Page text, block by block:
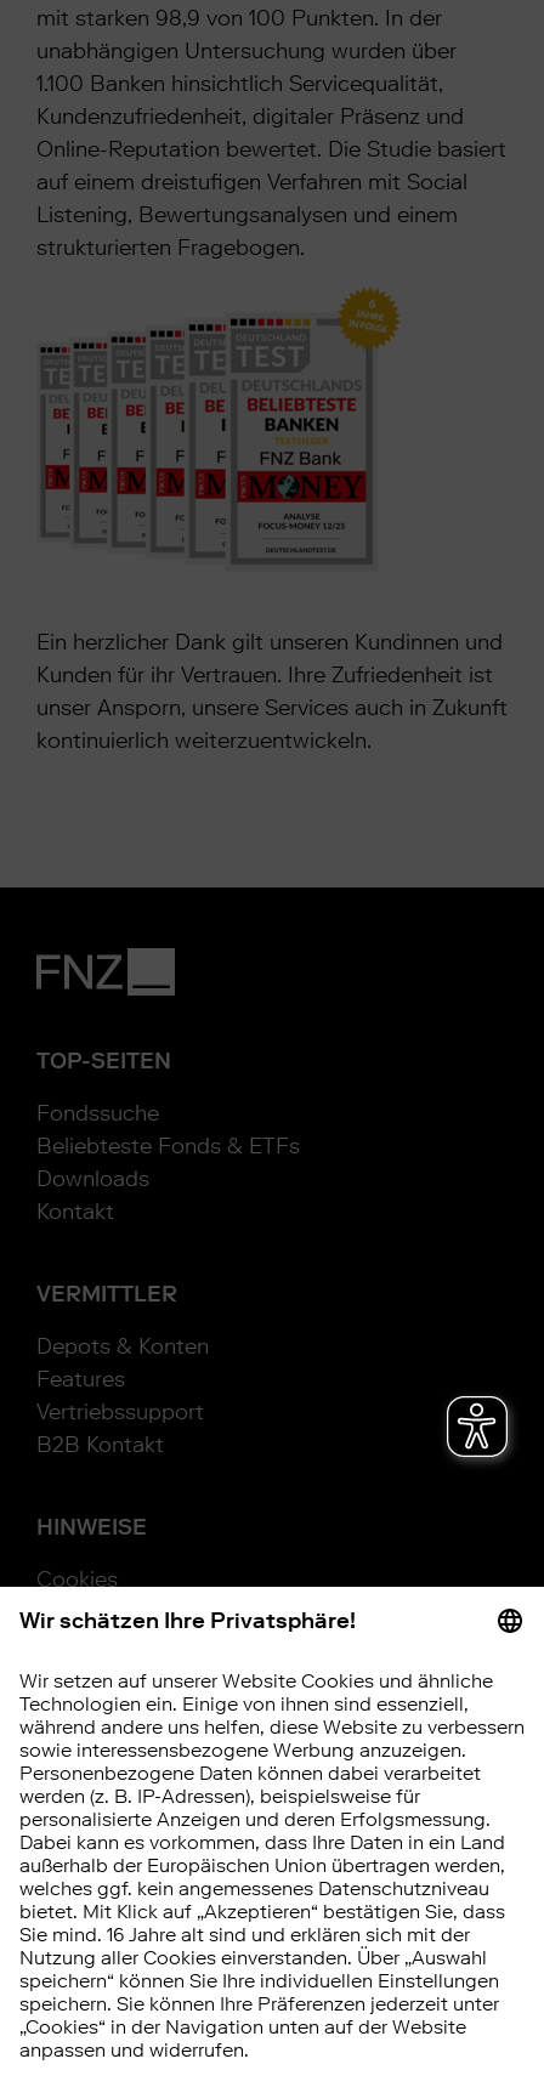
mit starken 98,9 von 100 Punkten. In der
unabhängigen Untersuchung wurden über
1.100 Banken hinsichtlich Servicequalität,
Kundenzufriedenheit, digitaler Präsenz und
Online-Reputation bewertet. Die Studie basiert
auf einem dreistufigen Verfahren mit Social
Listening, Bewertungsanalysen und einem
strukturierten Fragebogen.
Ein herzlicher Dank gilt unseren Kundinnen und
Kunden für ihr Vertrauen. Ihre Zufriedenheit ist
unser Ansporn, unsere Services auch in Zukunft
kontinuierlich weiterzuentwickeln.
TOP-SEITEN
Fondssuche
Beliebteste Fonds & ETFs
Downloads
Kontakt
VERMITTLER
Depots & Konten
Features
Vertriebssupport
B2B Kontakt
HINWEISE
Cookies
Beschwerde
Hinweisgebersystem
Vertrag widerrufen
RISIKOHINWEIS
Investitionen in Wertpapiere, Tages- und
Festgeld unterliegen bestimmten Risiken.
Diese können kumuliert oder einzeln auftreten.
DieChancen und Risikenim Überblick.
© 2026 FNZ Bank